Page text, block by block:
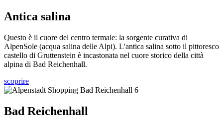
Antica salina
Questo è il cuore del centro termale: la sorgente curativa di
AlpenSole (acqua salina delle Alpi). L'antica salina sotto il pittoresco
castello di Gruttenstein è incastonata nel cuore storico della città
alpina di Bad Reichenhall.
scoprire
Bad Reichenhall